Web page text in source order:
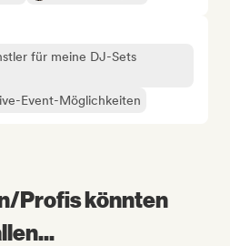
für meine DJ-Sets
Event-Möglichkeiten
Profis könnten